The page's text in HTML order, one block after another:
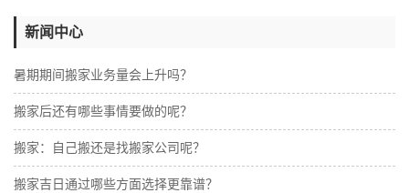
新闻中心
暑期期间搬家业务量会上升吗？
搬家后还有哪些事情要做的呢？
搬家：自己搬还是找搬家公司呢？
搬家吉日通过哪些方面选择更靠谱？